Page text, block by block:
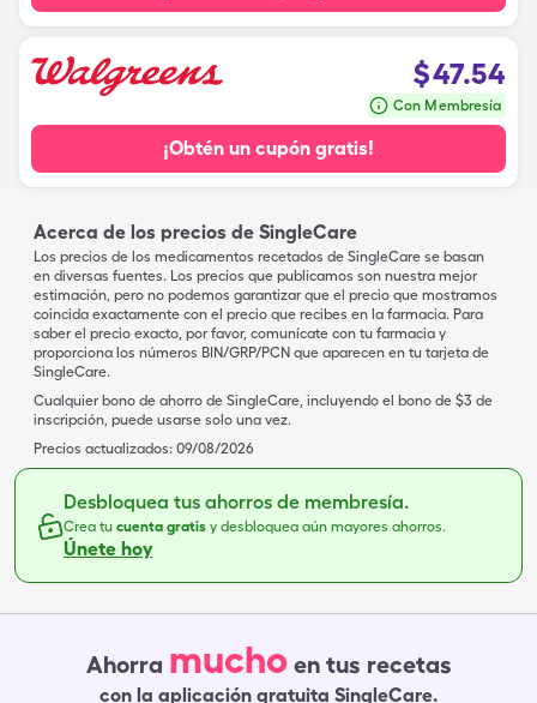
$47.54
Con Membresía
¡Obtén un cupón gratis!
Acerca de los precios de SingleCare
Los precios de los medicamentos recetados de SingleCare se basan
en diversas fuentes. Los precios que publicamos son nuestra mejor
estimación, pero no podemos garantizar que el precio que mostramos
coincida exactamente con el precio que recibes en la farmacia. Para
saber el precio exacto, por favor, comunícate con tu farmacia y
proporciona los números BIN/GRP/PCN que aparecen en tu tarjeta de
SingleCare.
Cualquier bono de ahorro de SingleCare, incluyendo el bono de $3 de
inscripción, puede usarse solo una vez.
Precios actualizados: 09/08/2026
Desbloquea tus ahorros de membresía.
Crea tu cuenta gratis y desbloquea aún mayores ahorros.
Únete hoy
Ahorra mucho en tus recetas
con la aplicación gratuita SingleCare.